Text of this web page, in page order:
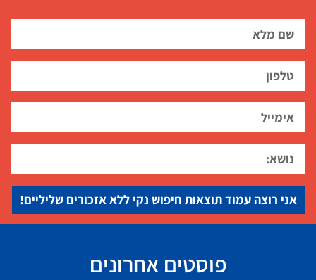
אני רוצה עמוד תוצאות חיפוש נקי ללא אזכורים שליליים!
פוסטים אחרונים